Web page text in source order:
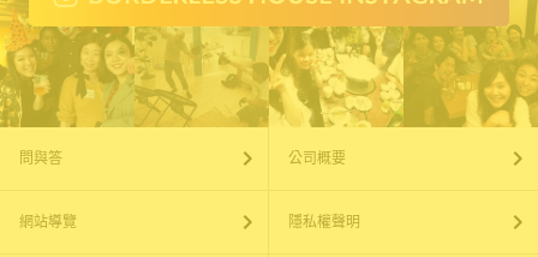
問與答 公司概要
網站導覽 隱私權聲明